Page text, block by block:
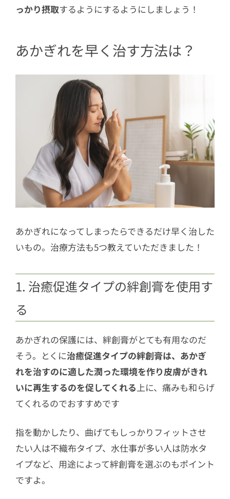
っかり摂取するようにするようにしましょう！
あかぎれを早く治す方法は？
あかぎれになってしまったらできるだけ早く治した
いもの。治療方法も5つ教えていただきました！
1. 治癒促進タイプの絆創膏を使用す
る
あかぎれの保護には、絆創膏がとても有用なのだ
そう。とくに治癒促進タイプの絆創膏は、あかぎ
れを治すのに適した潤った環境を作り皮膚がきれ
いに再生するのを促してくれる 上に、痛みも和らげ
てくれるのでおすすめです
指を動かしたり、曲げてもしっかりフィットさせ
たい人は不織布タイプ、水仕事が多い人は防水タ
イプなど、用途によって絆創膏を選ぶのもポイント
ですよ。